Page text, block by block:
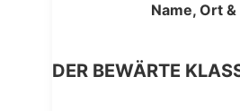
Name, Ort
DER BEWÄRTE